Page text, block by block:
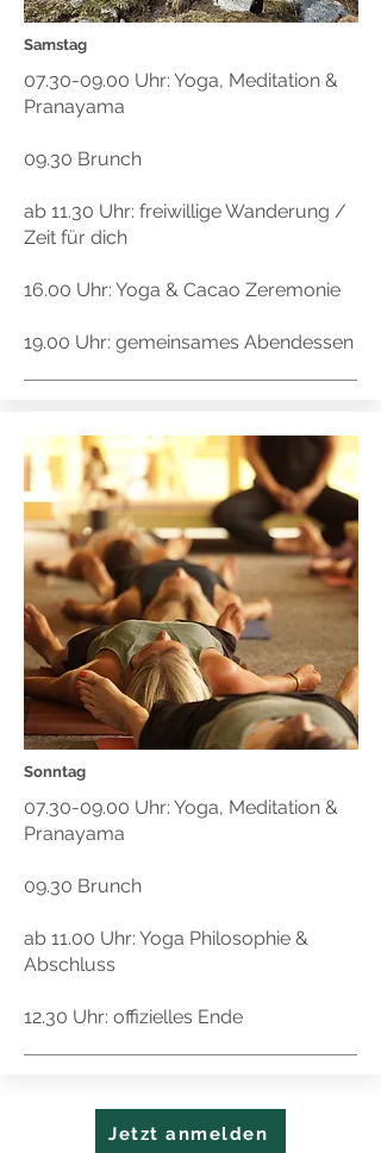
Samstag
07.30-09.00 Uhr: Yoga, Meditation &
Pranayama
09.30 Brunch
ab 11.30 Uhr: freiwillige Wanderung /
Zeit für dich
16.00 Uhr: Yoga & Cacao Zeremonie
19.00 Uhr: gemeinsames Abendessen
Sonntag
07.30-09.00 Uhr: Yoga, Meditation &
Pranayama
09.30 Brunch
ab 11.00 Uhr: Yoga Philosophie &
Abschluss
12.30 Uhr: offizielles Ende
Jetzt anmelden